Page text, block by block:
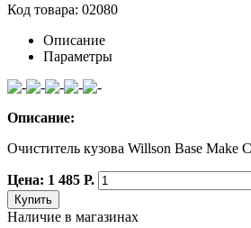
Код товара: 02080
Описание
Параметры
Описание:
Очиститель кузова Willson Base Make
Цена: 1 485 Р.
Купить
Наличие в магазинах